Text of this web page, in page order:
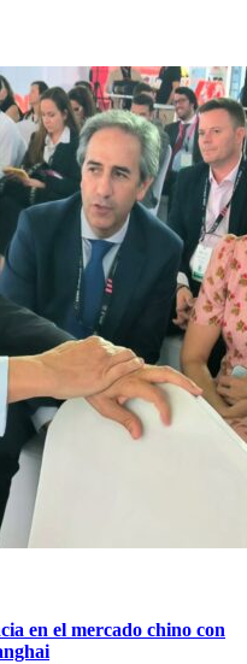
en el mercado chino con